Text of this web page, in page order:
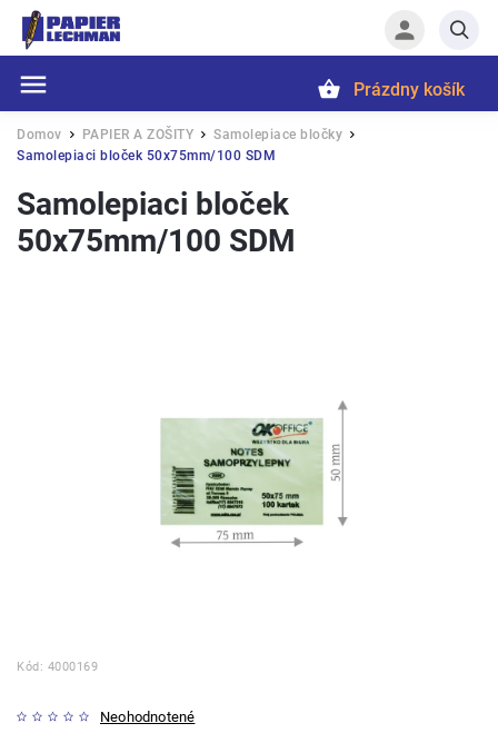
Prázdny košík
Domov / PAPIER A ZOŠITY / Samolepiace bločky /
Samolepiaci bloček 50x75mm/100 SDM
Samolepiaci bloček
50x75mm/100 SDM
Kód: 4000169
Neohodnotené